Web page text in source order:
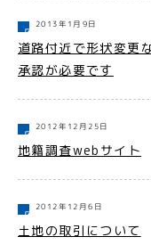
2013年1月9日
道路付近で形状変更
承認が必要です
2012年12月25日
地籍調査webサイト
2012年12月6日
土地の取引について